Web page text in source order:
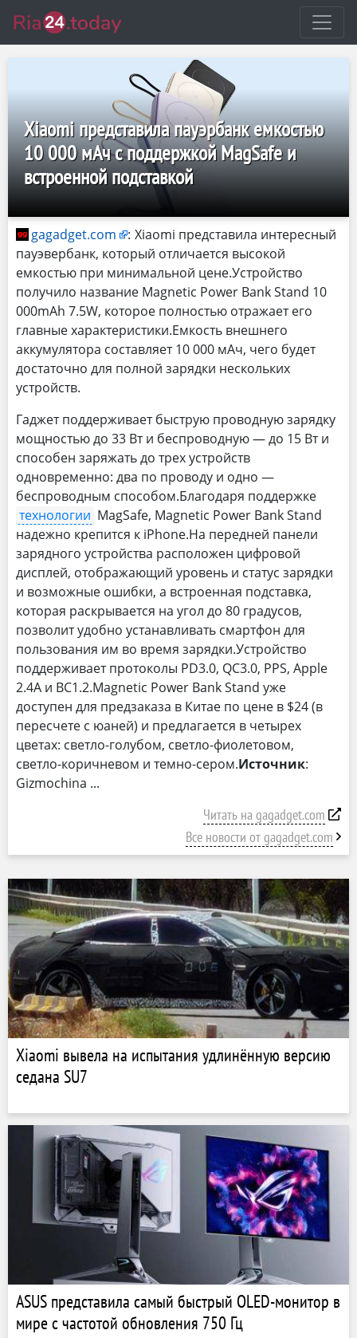
Xiaomi представила пауэрбанк емкостью
10 000 мАч с поддержкой MagSafe и
встроенной подставкой
gagadget.com : Xiaomi представила интересный
пауэвербанк, который отличается высокой
емкостью при минимальной цене.Устройство
получило название Magnetic Power Bank Stand 10
000mAh 7.5W, которое полностью отражает его
главные характеристики.Емкость внешнего
аккумулятора составляет 10 000 мАч, чего будет
достаточно для полной зарядки нескольких
устройств.
Гаджет поддерживает быструю проводную зарядку
мощностью до 33 Вт и беспроводную — до 15 Вт и
способен заряжать до трех устройств
одновременно: два по проводу и одно —
беспроводным способом.Благодаря поддержке
технологии MagSafe, Magnetic Power Bank Stand
надежно крепится к iPhone.На передней панели
зарядного устройства расположен цифровой
дисплей, отображающий уровень и статус зарядки
и возможные ошибки, а встроенная подставка,
которая раскрывается на угол до 80 градусов,
позволит удобно устанавливать смартфон для
пользования им во время зарядки.Устройство
поддерживает протоколы PD3.0, QC3.0, PPS, Apple
2.4A и BC1.2.Magnetic Power Bank Stand уже
доступен для предзаказа в Китае по цене в $24 (в
пересчете с юаней) и предлагается в четырех
цветах: светло-голубом, светло-фиолетовом,
светло-коричневом и темно-сером.Источник:
Gizmochina
Читать на gagadget.com
Все новости от gagadget.com
Xiaomi вывела на испытания удлинённую версию
седана SU7
ASUS представила самый быстрый OLED-монитор в
мире с частотой обновления 750 Гц